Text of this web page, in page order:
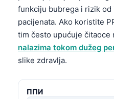
funkciju bubrega i rizik
pacijenata. Ako koristite
tim često upućuje čitaoce
nalazima tokom dužeg
slike zdravlja.
ППИ